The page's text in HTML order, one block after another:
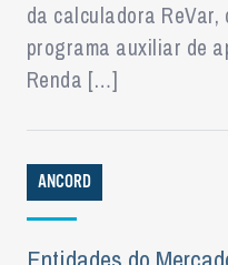
da calculadora ReVar,
programa auxiliar de
Renda […]
ANCORD